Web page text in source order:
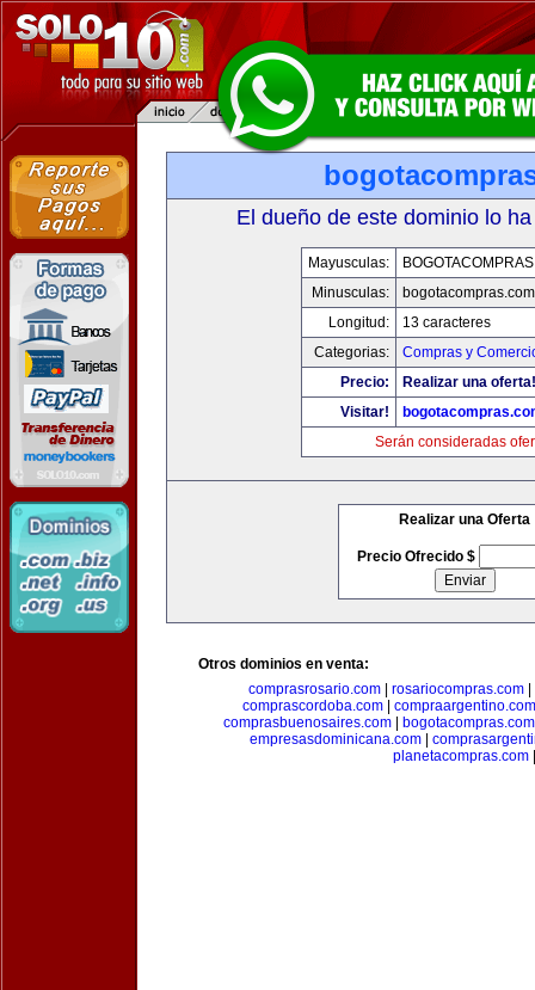
El dueño de este dominio lo
Mayusculas:
Minusculas:
bogotacompras.com
Longitud:
13 caracteres
Categorias:
Compras y
Precio:
Realizar una oferta!
Visitar!
Serán consideradas
Realizar una Oferta
Precio Ofrecido $
Otros dominios en venta:
comprasrosario.com
rosariocompras.com
comprascordoba.com
compraargentino.com
comprasbuenosaires.com
bogotacompras.com
empresasdominicana.com|
planetacompras.com